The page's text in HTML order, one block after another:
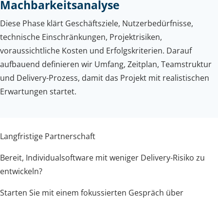
Machbarkeitsanalyse
Diese Phase klärt Geschäftsziele, Nutzerbedürfnisse,
technische Einschränkungen, Projektrisiken,
voraussichtliche Kosten und Erfolgskriterien. Darauf
aufbauend definieren wir Umfang, Zeitplan, Teamstruktur
und Delivery-Prozess, damit das Projekt mit realistischen
Erwartungen startet.
Langfristige Partnerschaft
Bereit, Individualsoftware mit weniger Delivery-Risiko zu
entwickeln?
Starten Sie mit einem fokussierten Gespräch über